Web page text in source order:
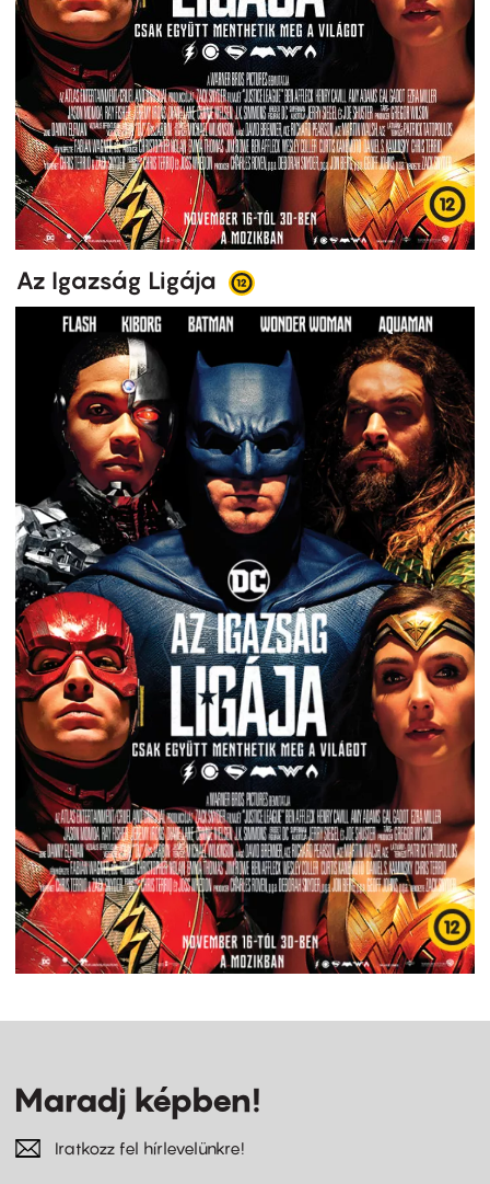
Az Igazság Ligája
Maradj képben!
Iratkozz fel hírlevelünkre!